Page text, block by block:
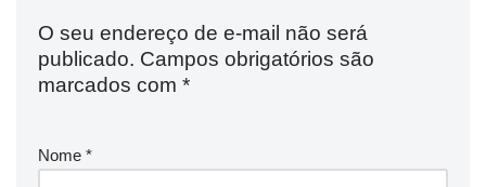
O seu endereço de e-mail não será
publicado. Campos obrigatórios são
marcados com *
Nome *